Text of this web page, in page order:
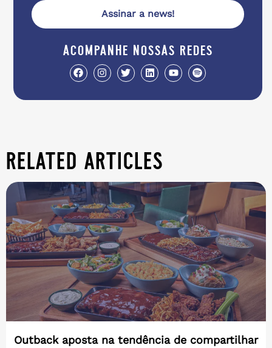
Assinar a news!
acompanhe nossas redes
related articles
Outback aposta na tendência de compartilhar